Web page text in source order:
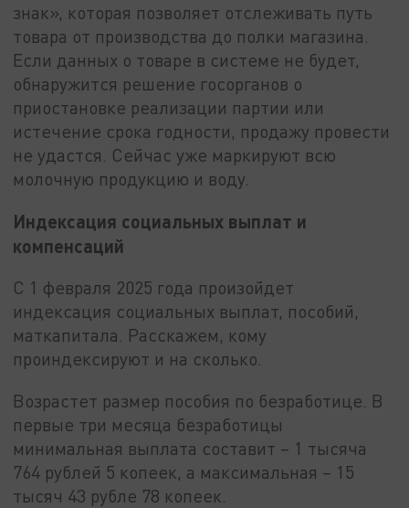
знак», которая позволяет отслеживать путь
товара от производства до полки магазина.
Если данных о товаре в системе не будет,
обнаружится решение госорганов о
приостановке реализации партии или
истечение срока годности, продажу провести
не удастся. Сейчас уже маркируют всю
молочную продукцию и воду.
Индексация социальных выплат и
компенсаций
С 1 февраля 2025 года произойдет
индексация социальных выплат, пособий,
маткапитала. Расскажем, кому
проиндексируют и на сколько.
Возрастет размер пособия по безработице. В
первые три месяца безработицы
минимальная выплата составит – 1 тысяча
764 рублей 5 копеек, а максимальная – 15
тысяч 43 рубле 78 копеек.